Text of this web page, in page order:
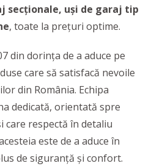
secționale, uși de garaj tip
, toate la prețuri optime.
din dorința de a aduce pe
care să satisfacă nevoile
din România. Echipa
dedicată, orientată spre
care respectă în detaliu
este de a aduce în
de siguranță și confort.